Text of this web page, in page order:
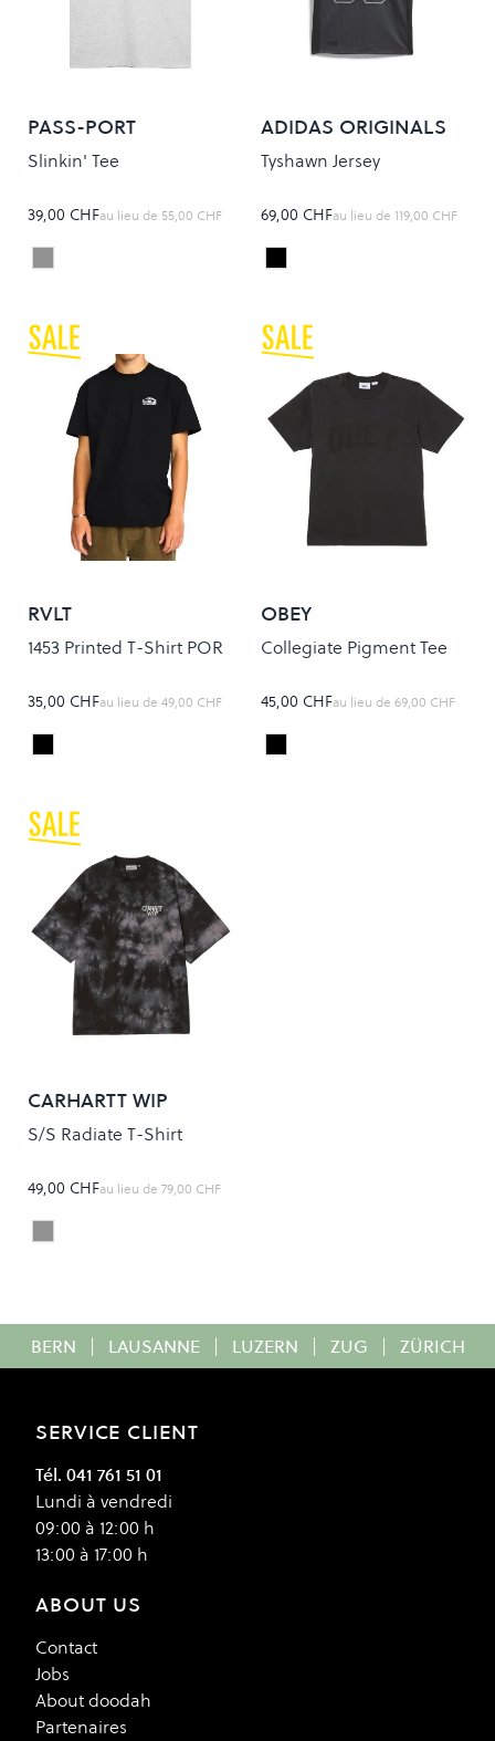
PASS-PORT
Slinkin' Tee
39,00 CHFau lieu de 55,00 CHF
Colour
Ash
ADIDAS ORIGINALS
Tyshawn Jersey
69,00 CHFau lieu de 119,00 CHF
Colour
BLACK/IRONMT
RVLT
1453 Printed T-Shirt POR
35,00 CHFau lieu de 49,00 CHF
Colour
Black
OBEY
Collegiate Pigment Tee
45,00 CHFau lieu de 69,00 CHF
Colour
PIGMENT STRETCH LIMO
CARHARTT WIP
S/S Radiate T-Shirt
49,00 CHFau lieu de 79,00 CHF
Colour
YOSEMITE/OBSIDIAN
BERN | LAUSANNE | LUZERN | ZUG | ZÜRICH
SERVICE CLIENT
Tél. 041 761 51 01
Lundi à vendredi
09:00 à 12:00 h
13:00 à 17:00 h
ABOUT US
Contact
Jobs
About doodah
Partenaires